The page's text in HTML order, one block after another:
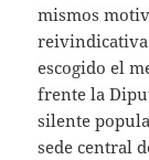
mismos
escogido el
frente la
silente
sede central